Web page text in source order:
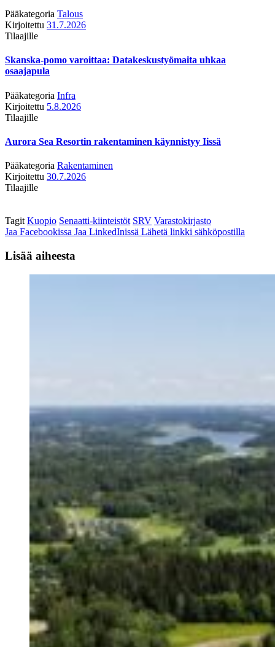
Pääkategoria Talous
Kirjoitettu 31.7.2026
Tilaajille
Skanska-pomo varoittaa: Datakeskustyömaita uhkaa
osaajapula
Pääkategoria Infra
Kirjoitettu 5.8.2026
Tilaajille
Aurora Sea Resortin rakentaminen käynnistyy Iissä
Pääkategoria Rakentaminen
Kirjoitettu 30.7.2026
Tilaajille
Tagit Kuopio Senaatti-kiinteistöt SRV Varastokirjasto
Jaa Facebookissa Jaa LinkedInissä Lähetä linkki sähköpostilla
Lisää aiheesta